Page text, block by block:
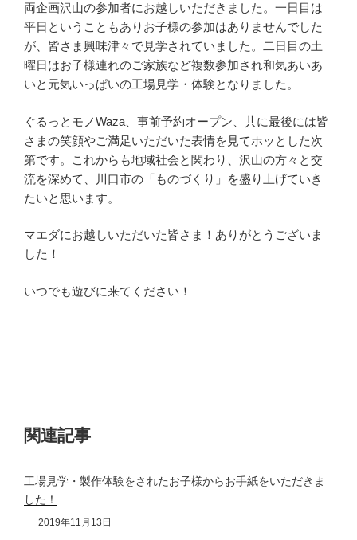
両企画沢山の参加者にお越しいただきました。一日目は
平日ということもありお子様の参加はありませんでした
が、皆さま興味津々で見学されていました。二日目の土
曜日はお子様連れのご家族など複数参加され和気あいあ
いと元気いっぱいの工場見学・体験となりました。
ぐるっとモノWaza、事前予約オープン、共に最後には皆
さまの笑顔やご満足いただいた表情を見てホッとした次
第です。これからも地域社会と関わり、沢山の方々と交
流を深めて、川口市の「ものづくり」を盛り上げていき
たいと思います。
マエダにお越しいただいた皆さま！ありがとうございま
した！
いつでも遊びに来てください！
関連記事
工場見学・製作体験をされたお子様からお手紙をいただきま
した！
2019年11月13日